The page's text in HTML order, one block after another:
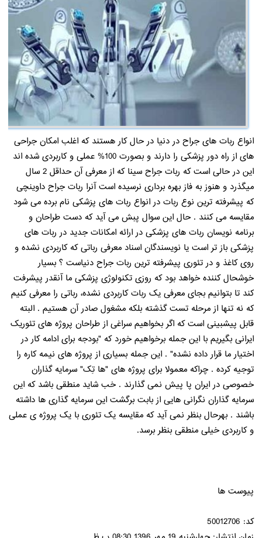
انواع ربات های جراح در دنیا در حال کار هستند که اغلب امکان جراحی
های از راه دور پزشکی را دارند و بصورت 100% عملی و کاربردی شده اند
این در حالی است که ربات جراح سینا که از معرفی آن حداقل 2 سال
میگذرد و هنوز به فاز بهره برداری نرسیده است آنرا ربات جراح داوینچی
که پیشرفته ترین نوع ربات در انواع ربات های پزشکی نام برده می شود
مقایسه می کنند . حال این سوال پبش می آید که دست طراحان و
برنامه نویسان ربات های پزشکی در ارائه امکانات جدید در ربات های
پزشکی باز تر است یا نویسندگان اسناد معرفی رباتی که کاربردی نشده و
روی کاغذ و در تئوری پیشرفته ترین ربات جراح دنیاست ؟ بسیار
خوشحال کننده خواهد بود که روزی تکنولوژی پزشکی ما آنقدر پیشرفت
کند تا بتوانیم بجای معرفی یک ربات کاربردی نشده، رباتی را معرفی کنیم
که نه تنها از مرحله تست گذشته بلکه مشغول صادر آن هستیم . البته
قابل پیشبینی است که اگر بخواهیم سراغی از طراحان پروژه های تئوریک
ایرانی بگیریم با این جمله برخواهیم خورد که "بودجه برای ادامه کار در
اختیار ما قرار داده نشده" . این جمله بسیاری از پروژه های نیمه کاره را
توجیه کرده . چراکه معمولا برای پروژه های "ها تِک" سرمایه گذاران
خصوصی در ایران پا پیش نمی گذارند . خب شاید منطقی باشد که این
سرمایه گذاران نگرانی هایی از بابت برگشت این سرمایه گذاری ها داشته
باشند . بهرحال بنظر نمی آید که مقایسه یک تئوری با یک پروژه ی عملی
و کاربردی خیلی منطقی بنظر برسد.
پیوست ها
کد: 50012706